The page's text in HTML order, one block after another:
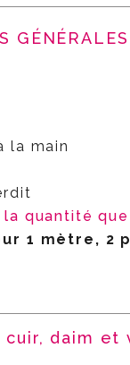
GÉNÉRALES
la main
quantité
1 mètre, 2
daim et